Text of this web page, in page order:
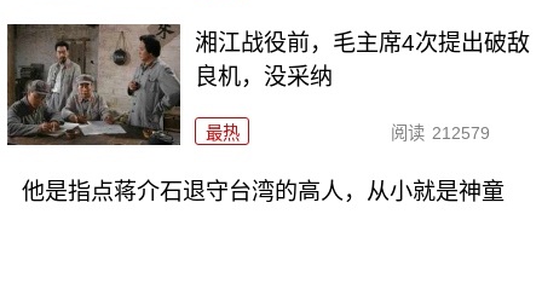
湘江战役前，毛主席4次提出破敌
良机，没采纳
最热 阅读 212579
他是指点蒋介石退守台湾的高人，从小就是神童